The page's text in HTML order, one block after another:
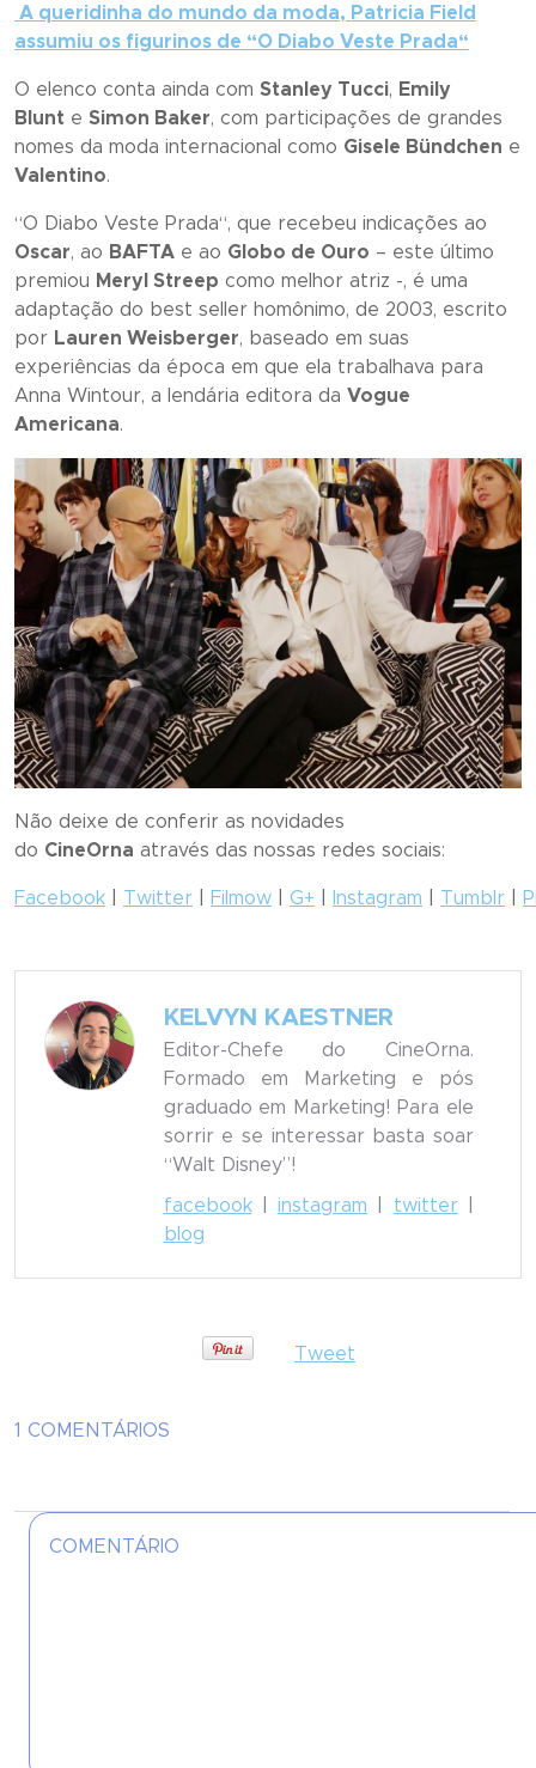
A queridinha do mundo da moda, Patricia Field
assumiu os figurinos de “O Diabo Veste Prada“
O elenco conta ainda com Stanley Tucci, Emily
Blunt e Simon Baker, com participações de grandes
nomes da moda internacional como Gisele Bündchen e
Valentino.
“O Diabo Veste Prada“, que recebeu indicações ao
Oscar, ao BAFTA e ao Globo de Ouro – este último
premiou Meryl Streep como melhor atriz -, é uma
adaptação do best seller homônimo, de 2003, escrito
por Lauren Weisberger, baseado em suas
experiências da época em que ela trabalhava para
Anna Wintour, a lendária editora da Vogue
Americana.
Não deixe de conferir as novidades
do CineOrna através das nossas redes sociais:
Facebook Twitter Filmow G+ Instagram Tumblr
KELVYN KAESTNER
Editor-Chefe do CineOrna.
Formado em Marketing e pós
graduado em Marketing! Para ele
sorrir e se interessar basta soar
“Walt Disney”!
facebook|instagram twitter|
blog
Tweet
1 COMENTÁRIOS